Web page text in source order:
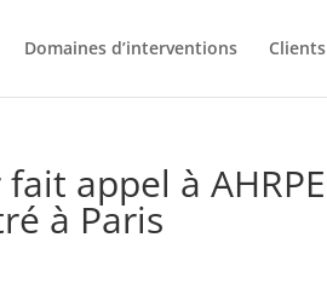
Domaines d’interventions Clients
appel à AHRPE
à Paris